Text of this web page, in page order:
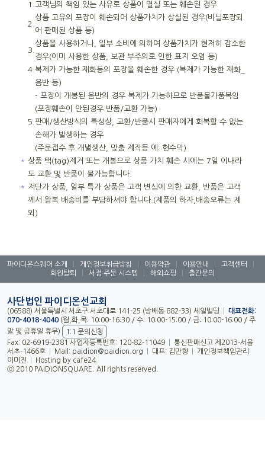
1. 고객님의 책임 있는 사유로 상품이 멸실 또는 훼손된 경우
2.
상품 고유의 포장이 훼손되어 상품가치가 상실된 경우(비닐포장되
어 판매된 상품 등)
3.
상품을 사용하거나, 일부 소비에 의하여 상품가치가 현저히 감소한
경우(이미 사용한 상품, 보관 부주의로 인한 표지 오염 등)
4. 복제가 가능한 재화등의 포장을 훼손한 경우 (복제가 가능한 재화_
음반 등)
- 포장이 개봉된 음반의 경우 복제가 가능하므로 반품불가품목임
(포장훼손이 안된경우 반품/교환 가능)
5. 판매/생산방식의 특성상, 교환/반품시 판매자에게 회복할 수 없는
손해가 발생하는 경우
(주문접수 후 개별생산, 맞춤 제작등 예: 현수막)
＊ 상품 택(tag)제거 또는 개봉으로 상품 가치 훼손 시에는 7일 이내라
도 교환 및 반품이 불가능합니다.
＊ 저단가 상품, 일부 특가 상품은 고객 변심에 의한 교환, 반품은 고객
께서 왕복 배송비를 부담하셔야 합니다.(제품의 하자,배송오류는 제
외)
파이디온스퀘어 소개 개인정보취급방침 이용약관 이용안내 고객센터
회원탈퇴
서점 주문 시스템 해외쇼핑 출간문의
사단법인 파이디온선교회
(06588) 서울특별시 서초구 서초대로 141-25 (방배동 882-33) 세일빌딩
대표전화:
070-4018-4040 (월,화,목: 10:00-16:30 / 수: 10:00-15:00 / 금: 10:00-16:00 / 주
말 및 공휴일 휴무)
1:1 문의신청
Fax: 02-6919-2381 사업자등록번호: 120-82-11049
통신판매신고 제2013-서울
서초-1466호
Mail: paidion@paidion.org 대표: 김만형
개인정보책임관리:
이미진
Hosting by cafe24
ⓒ 2010 PAIDIONSQUARE. All rights reserved.